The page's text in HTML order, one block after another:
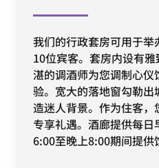
我们的行政套房可用于
10位宾客。套房内设有
湛的调酒师为您调制心
验。宽大的落地窗勾勒
造迷人背景。作为住客
专享礼遇。酒廊提供每
6:00至晚上8:00期间提供